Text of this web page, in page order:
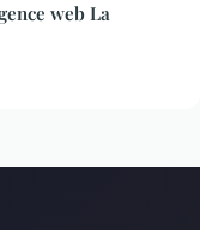
web La